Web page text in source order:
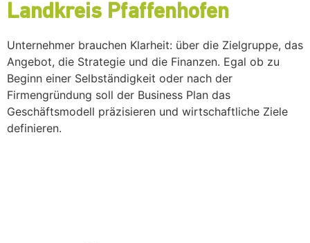
Landkreis Pfaffenhofen
Unternehmer brauchen Klarheit: über die Zielgruppe, das
Angebot, die Strategie und die Finanzen. Egal ob zu
Beginn einer Selbständigkeit oder nach der
Firmengründung soll der Business Plan das
Geschäftsmodell präzisieren und wirtschaftliche Ziele
definieren.